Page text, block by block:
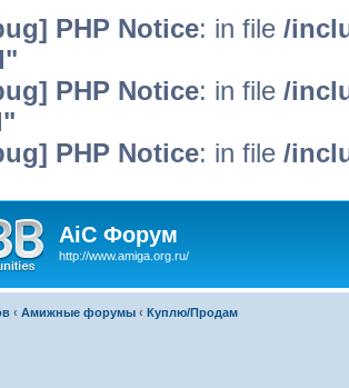
PHP Notice: in file /
PHP Notice: in file /
PHP Notice: in file /
AiC Форум
http://www.amiga.org.ru/
‹ Амижные форумы ‹ Куплю/Продам